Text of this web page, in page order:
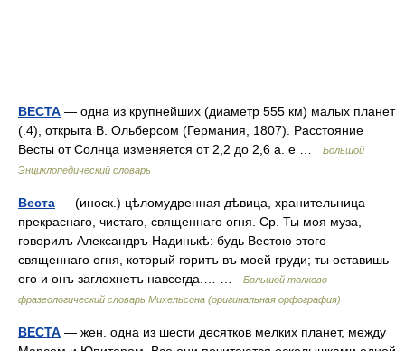
ВЕСТА — одна из крупнейших (диаметр 555 км) малых планет
(.4), открыта В. Ольберсом (Германия, 1807). Расстояние
Весты от Солнца изменяется от 2,2 до 2,6 а. е …
Большой
Энциклопедический словарь
Веста — (иноск.) цѣломудренная дѣвица, хранительница
прекраснаго, чистаго, священнаго огня. Ср. Ты моя муза,
говорилъ Александръ Надинькѣ: будь Вестою этого
священнаго огня, который горитъ въ моей груди; ты оставишь
его и онъ заглохнетъ навсегда.… …
Большой толково-
фразеологический словарь Михельсона (оригинальная орфография)
ВЕСТА — жен. одна из шести десятков мелких планет, между